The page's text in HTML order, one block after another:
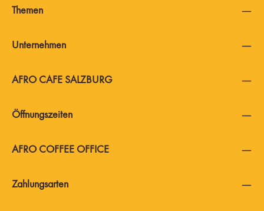
AFRO COFFEE OFFICE
AFRO CAFE SALZBURG
Zahlungsarten
Themen
Unternehmen
Öffnungszeiten